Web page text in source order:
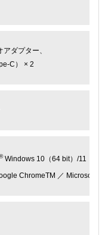
ダプター、
C） × 2
Windows 10（64 bit）/11
ChromeTM ／ Microsoft